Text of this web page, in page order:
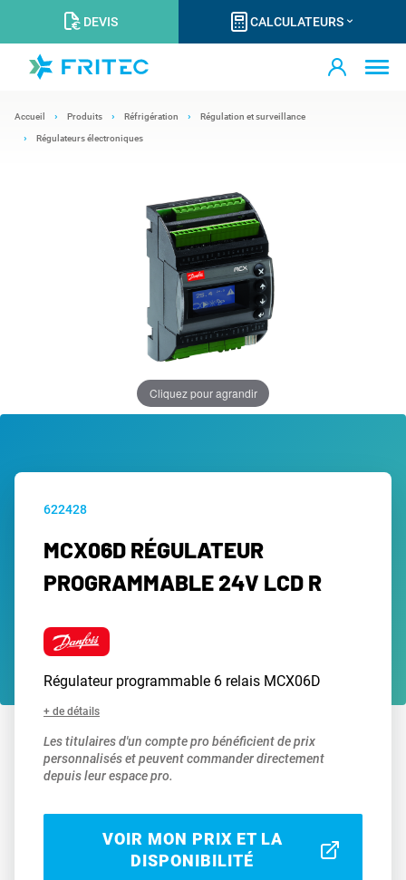
DEVIS CALCULATEURS
Accueil Produits Réfrigération Régulation et surveillance
Régulateurs électroniques
Cliquez pour agrandir
622428
MCX06D RÉGULATEUR
PROGRAMMABLE 24V LCD R
Régulateur programmable 6 relais MCX06D
+ de détails
Les titulaires d'un compte pro bénéficient de prix
personnalisés et peuvent commander directement
depuis leur espace pro.
VOIR MON PRIX ET LA
DISPONIBILITÉ